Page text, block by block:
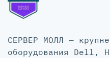
СЕРВЕР МОЛЛ —
оборудования Dell,